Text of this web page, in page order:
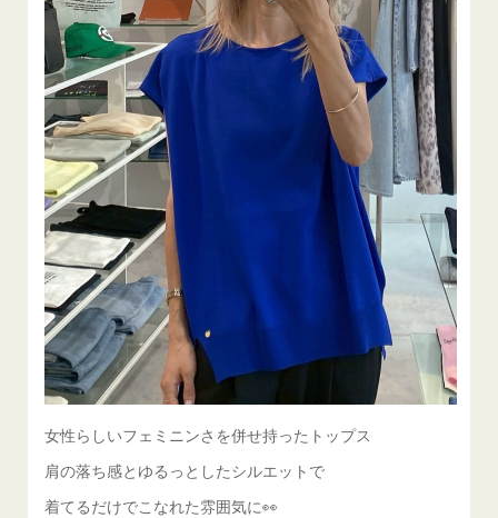
女性らしいフェミニンさを併せ持ったトップス
肩の落ち感とゆるっとしたシルエットで
着てるだけでこなれた雰囲気に👀